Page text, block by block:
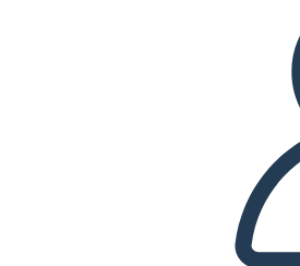
Kopirajte ovaj
IZRADITE PLOČU
REPRODUCIRAJ